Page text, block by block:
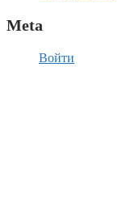
Meta
Войти